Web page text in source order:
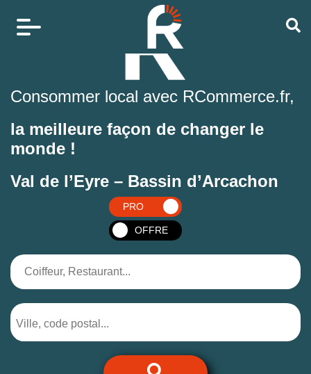
Consommer local avec RCommerce.fr,
la meilleure façon de changer le
monde !
Val de l’Eyre – Bassin d’Arcachon
PRO
OFFRE